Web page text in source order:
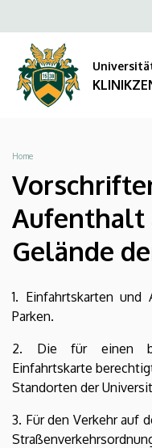
für
den
Aufenthalt
auf
dem
Gelände
der
zum
Inhalt
Breadcrumb
Home
Aufenthalt
Gelände
1. Einfahrtskarten
Parken.
2. Die für einen
Einfahrtskarte
Standorten der
3. Für den Verkehr auf